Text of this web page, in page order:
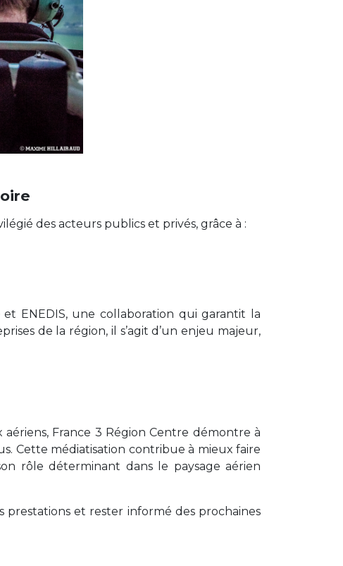
des acteurs publics et privés, grâce à :
ENEDIS, une collaboration qui garantit la
de la région, il s’agit d’un enjeu majeur,
aériens, France 3 Région Centre démontre à
Cette médiatisation contribue à mieux faire
rôle déterminant dans le paysage aérien
prestations et rester informé des prochaines